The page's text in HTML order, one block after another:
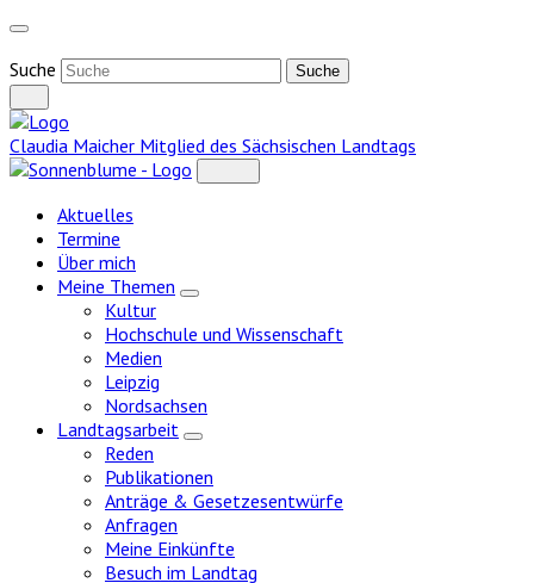
Weiter
Inhalt
Suche
Claudia Maicher Mitglied des Sächsischen Landtags
Aktuelles
Termine
Über mich
Meine Themen
Zeige
Kultur
Hochschule und Wissenschaft
Medien
Leipzig
Nordsachsen
Landtagsarbeit
Zeige
Reden
Publikationen
Anträge & Gesetzesentwürfe
Anfragen
Meine Einkünfte
Besuch im Landtag